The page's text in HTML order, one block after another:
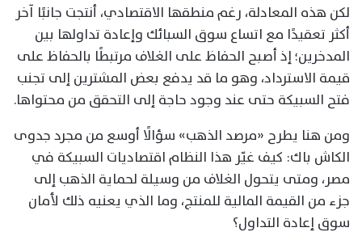
لكن هذه المعادلة، رغم منطقها الاقتصادي، أنتجت جانبًا آخر
أكثر تعقيدًا مع اتساع سوق السبائك وإعادة تداولها بين
المدخرين؛ إذ أصبح الحفاظ على الغلاف مرتبطًا بالحفاظ على
قيمة الاسترداد، وهو ما قد يدفع بعض المشترين إلى تجنب
فتح السبيكة حتى عند وجود حاجة إلى التحقق من محتواها.
ومن هنا يطرح «مرصد الذهب» سؤالًا أوسع من مجرد جدوى
الكاش باك: كيف غيّر هذا النظام اقتصاديات السبيكة في
مصر، ومتى يتحول الغلاف من وسيلة لحماية الذهب إلى
جزء من القيمة المالية للمنتج، وما الذي يعنيه ذلك لأمان
سوق إعادة التداول؟